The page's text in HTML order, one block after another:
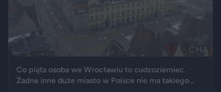
Co piąta osoba we Wrocławiu to cudzoziemiec.
Żadne inne duże miasto w Polsce nie ma takiego